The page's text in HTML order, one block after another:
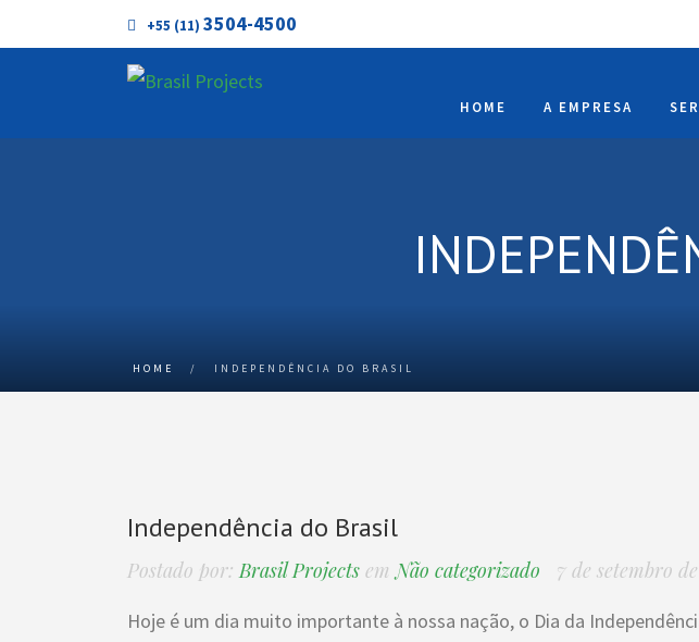
+55 (11) 3504-4500
HOME A EMPRESA
HOME / INDEPENDÊNCIA DO BRASIL
Independência do Brasil
Postado por: Brasil Projects em Não categorizado 7 de setembro
Hoje é um dia muito importante à nossa nação, o Dia da